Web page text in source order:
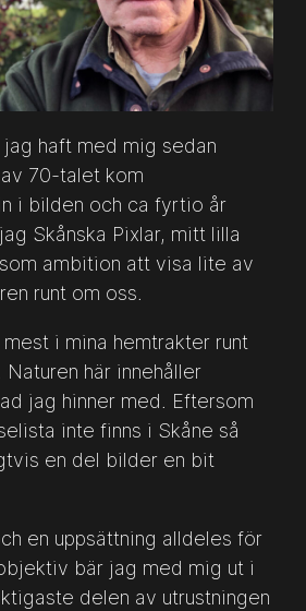
jag haft med mig sedan
70-talet kom
i bilden och ca fyrtio år
Skånska Pixlar, mitt lilla
ambition att visa lite av
runt om oss.
i mina hemtrakter runt
här innehåller
jag hinner med. Eftersom
inte finns i Skåne så
en del bilder en bit
en uppsättning alldeles för
bär jag med mig ut i
delen av utrustningen